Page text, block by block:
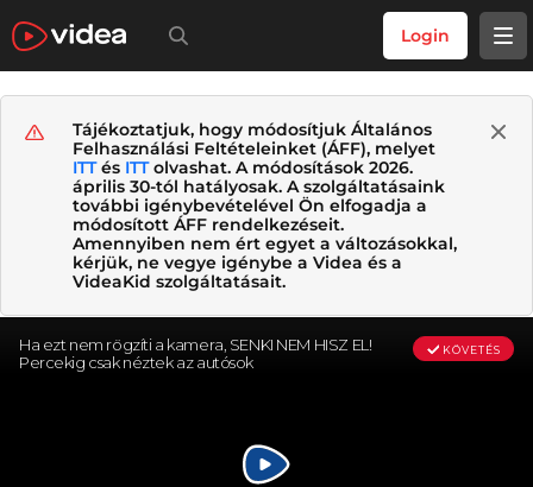
Login
Tájékoztatjuk, hogy módosítjuk Általános
Felhasználási Feltételeinket (ÁFF), melyet
ITTés ITTolvashat. A módosítások 2026.
április 30-tól hatályosak. A szolgáltatásaink
további igénybevételével Ön elfogadja a
módosított ÁFF rendelkezéseit.
Amennyiben nem ért egyet a változásokkal,
kérjük, ne vegye igénybe a Videa és a
VideaKid szolgáltatásait.